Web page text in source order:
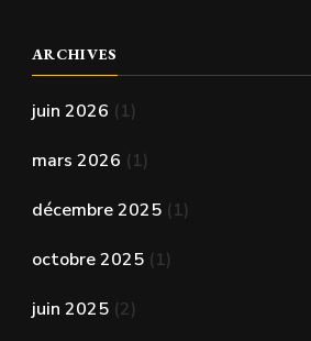
ARCHIVES
juin 2026 (1)
mars 2026 (1)
décembre 2025 (1)
octobre 2025 (1)
juin 2025 (2)